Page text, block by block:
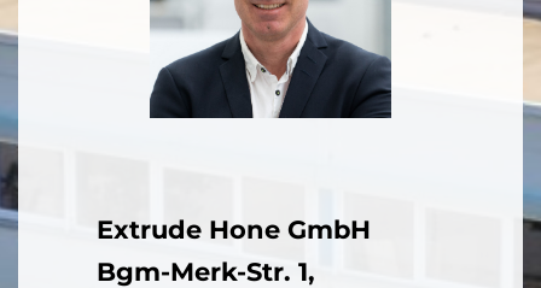
Extrude Hone GmbH
Bgm-Merk-Str. 1,